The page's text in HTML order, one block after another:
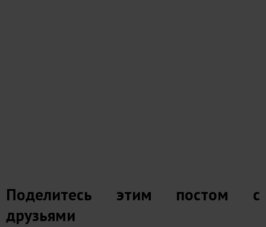
Поделитесь этим постом с
друзьями